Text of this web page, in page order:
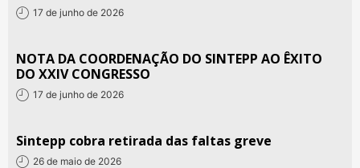
17 de junho de 2026
NOTA DA COORDENAÇÃO DO SINTEPP AO ÊXITO
DO XXIV CONGRESSO
17 de junho de 2026
Sintepp cobra retirada das faltas greve
26 de maio de 2026